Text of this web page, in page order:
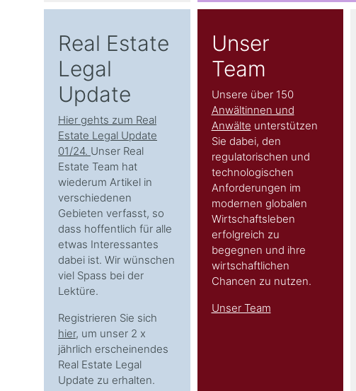
Real Estate
Legal
Update
Hier gehts zum Real
Estate Legal Update
01/24. Unser Real
Estate Team hat
wiederum Artikel in
verschiedenen
Gebieten verfasst, so
dass hoffentlich für alle
etwas Interessantes
dabei ist. Wir wünschen
viel Spass bei der
Lektüre.
Registrieren Sie sich
hier, um unser 2 x
jährlich erscheinendes
Real Estate Legal
Update zu erhalten.
Unser
Team
Unsere über 150
Anwältinnen und
Anwälte unterstützen
Sie dabei, den
regulatorischen und
technologischen
Anforderungen im
modernen globalen
Wirtschaftsleben
erfolgreich zu
begegnen und ihre
wirtschaftlichen
Chancen zu nutzen.
Unser Team